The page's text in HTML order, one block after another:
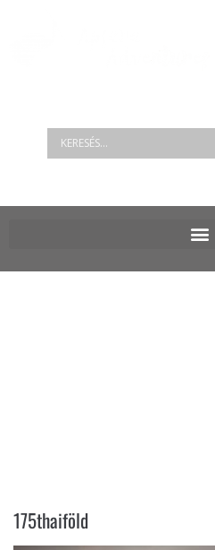
175thaiföld